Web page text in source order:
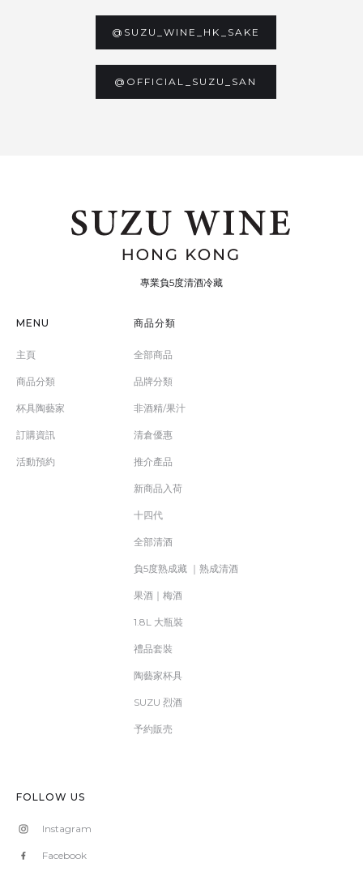
@SUZU_WINE_HK_SAKE
@OFFICIAL_SUZU_SAN
專業負5度清酒冷藏
MENU
主頁
商品分類
杯具陶藝家
訂購資訊
活動預約
商品分類
全部商品
品牌分類
非酒精/果汁
清倉優惠
推介產品
新商品入荷
十四代
全部清酒
負5度熟成藏 ｜熟成清酒
果酒｜梅酒
1.8L 大瓶裝
禮品套裝
陶藝家杯具
SUZU 烈酒
予約販売
FOLLOW US
Instagram
Facebook